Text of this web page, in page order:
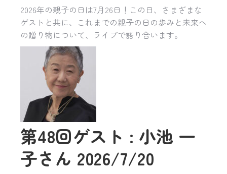
2026年の親子の日は7月26日！この日、さまざまな
ゲストと共に、これまでの親子の日の歩みと未来へ
の贈り物について、ライブで語り合います。
第48回ゲスト : 小池 一
子さん 2026/7/20